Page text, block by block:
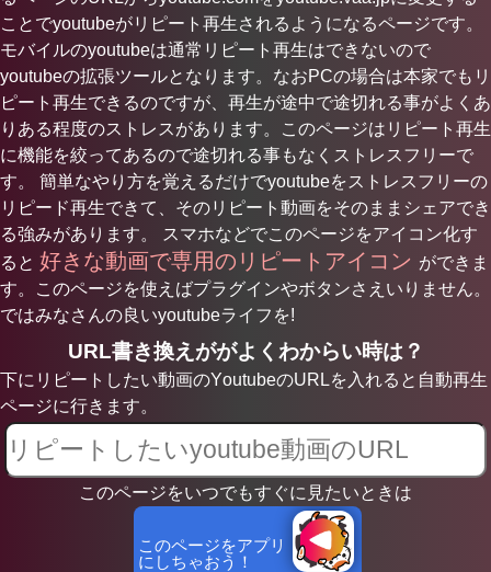
ことでyoutubeがリピート再生されるようになるページです。
モバイルのyoutubeは通常リピート再生はできないので
youtubeの拡張ツールとなります。なおPCの場合は本家でもリ
ピート再生できるのですが、再生が途中で途切れる事がよくあ
りある程度のストレスがあります。このページはリピート再生
に機能を絞ってあるので途切れる事もなくストレスフリーで
す。 簡単なやり方を覚えるだけでyoutubeをストレスフリーの
リピード再生できて、そのリピート動画をそのままシェアでき
る強みがあります。 スマホなどでこのページをアイコン化す
ると 好きな動画で専用のリピートアイコン ができま
す。このページを使えばプラグインやボタンさえいりません。
ではみなさんの良いyoutubeライフを!
URL書き換えががよくわからい時は？
下にリピートしたい動画のYoutubeのURLを入れると自動再生
ページに行きます。
このページをいつでもすぐに見たいときは
このページをアプリ
にしちゃおう！